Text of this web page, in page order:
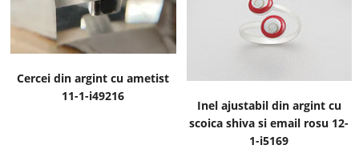
Cercei din argint cu ametist
11-1-i49216
Inel ajustabil din argint cu
scoica shiva si email rosu 12-
1-i5169